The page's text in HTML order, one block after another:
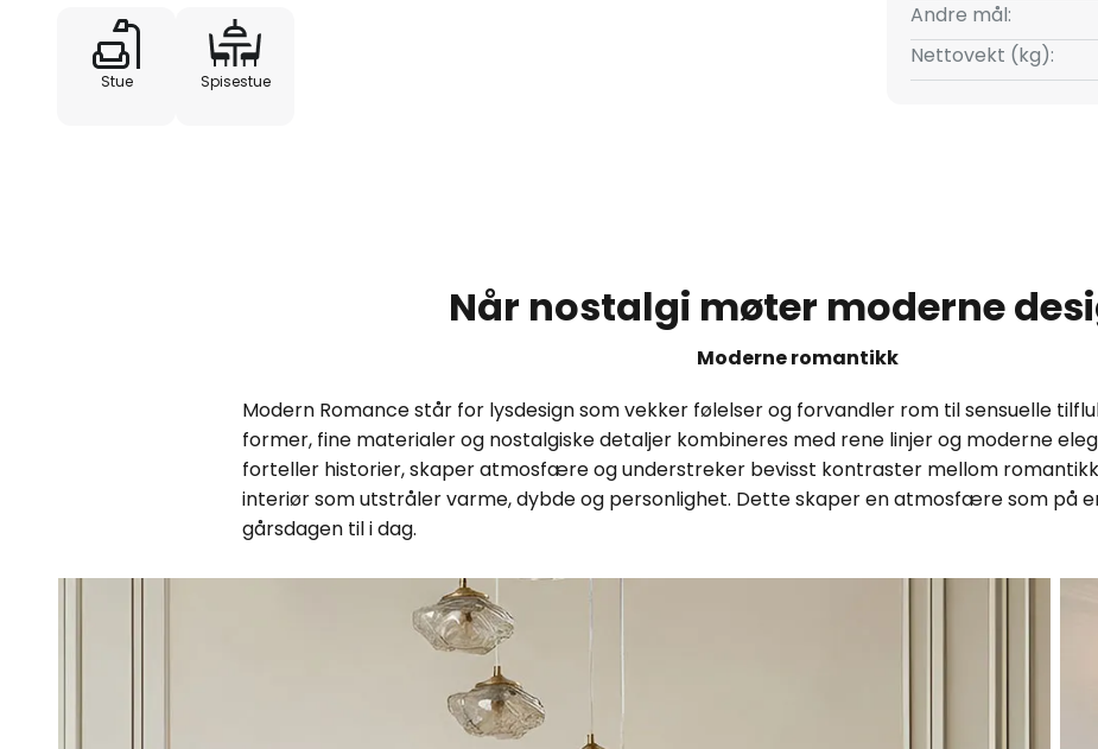
Stue Spisestue
Andre mål:
Nettovekt (kg):
Når nostalgi møter moderne
Moderne romantikk
Modern Romance står for lysdesign som vekker følelser og forvandler rom til sensuelle
former, fine materialer og nostalgiske detaljer kombineres med rene linjer og moderne
forteller historier, skaper atmosfære og understreker bevisst kontraster mellom
interiør som utstråler varme, dybde og personlighet. Dette skaper en atmosfære som på
gårsdagen til i dag.